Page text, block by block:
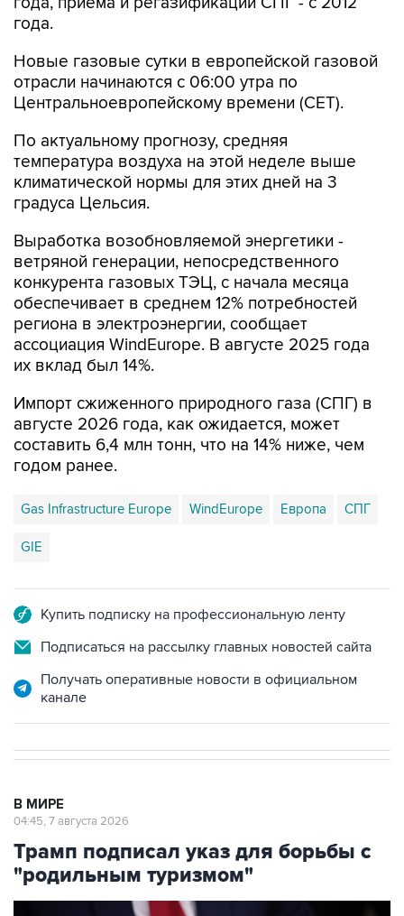
года.
Новые газовые сутки в европейской газовой
отрасли начинаются c 06:00 утра по
Центральноевропейскому времени (CET).
По актуальному прогнозу, средняя
температура воздуха на этой неделе выше
климатической нормы для этих дней на 3
градуса Цельсия.
Выработка возобновляемой энергетики -
ветряной генерации, непосредственного
конкурента газовых ТЭЦ, с начала месяца
обеспечивает в среднем 12% потребностей
региона в электроэнергии, сообщает
ассоциация WindEurope. В августе 2025 года
их вклад был 14%.
Импорт сжиженного природного газа (СПГ) в
августе 2026 года, как ожидается, может
составить 6,4 млн тонн, что на 14% ниже, чем
годом ранее.
Gas Infrastructure Europe WindEurope Европа СПГ
GIE
Купить подписку на профессиональную ленту
Подписаться на рассылку главных новостей сайта
Получать оперативные новости в официальном
канале
В МИРЕ
04:45, 7 августа 2026
Трамп подписал указ для борьбы с
"родильным туризмом"